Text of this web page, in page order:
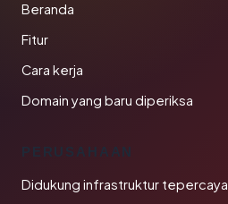
Beranda
Fitur
Cara kerja
Domain yang baru diperiksa
PERUSAHAAN
Didukung infrastruktur tepercaya